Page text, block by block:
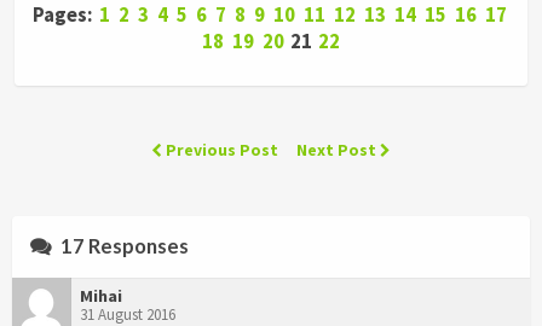
Pages: 1 2 3 4 5 6 7 8 9 10 11 12 13 14 15 16 17
18 19 20 21 22
Previous Post Next Post
17 Responses
Mihai
31 August 2016